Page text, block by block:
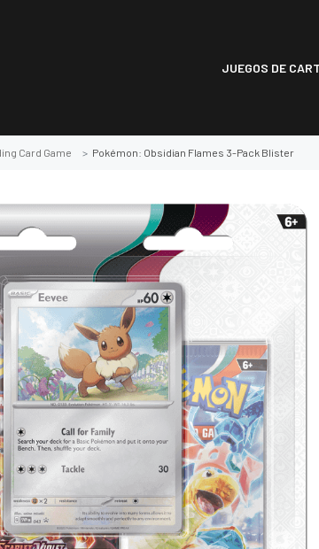
JUEGOS DE
Card Game Pokémon: Obsidian Flames 3-Pack Blister